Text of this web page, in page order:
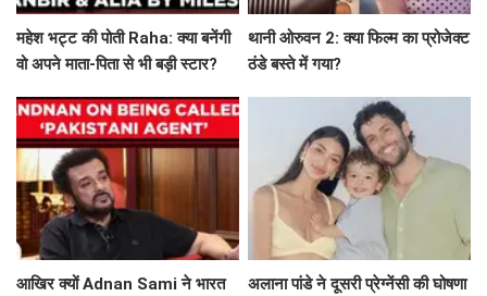
महेश भट्ट की पोती Raha: क्या बनेंगी
वो अपने माता-पिता से भी बड़ी स्टार?
थानी ओरुवन 2: क्या फिल्म का प्रोजेक्ट
ठंडे बस्ते में गया?
आखिर क्यों Adnan Sami ने भारत
अलाना पांडे ने दूसरी प्रेग्नेंसी की घोषणा